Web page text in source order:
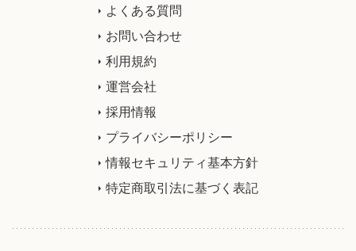
よくある質問
お問い合わせ
利用規約
運営会社
採用情報
プライバシーポリシー
情報セキュリティ基本方針
特定商取引法に基づく表記